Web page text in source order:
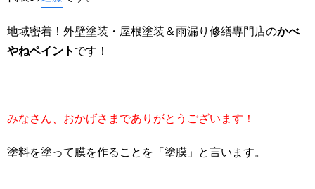
地域密着！外壁塗装・屋根塗装＆雨漏り修繕専門店のかべ
やねペイント です！
みなさん、おかげさまでありがとうございます！
塗料を塗って膜を作ることを「塗膜」と言います。